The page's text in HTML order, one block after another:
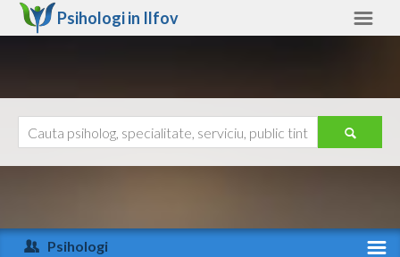
Psihologi in Ilfov
Arad
Ajutor
Psihologi